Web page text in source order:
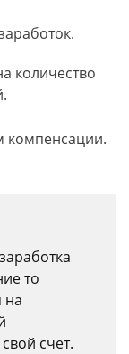
количество
компенсации.
то
на
счет.